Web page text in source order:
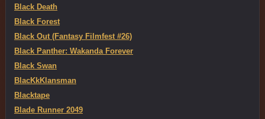
Black Death
Black Forest
Black Out (Fantasy Filmfest #26)
Black Panther: Wakanda Forever
Black Swan
BlacKkKlansman
Blacktape
Blade Runner 2049